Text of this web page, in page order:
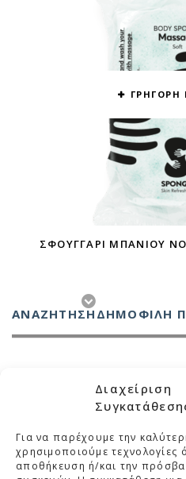
Διαχείριση
Για να παρέχουμε την
χρησιμοποιούμε τεχνολογίες
αποθήκευση ή/και την
ΓΡΗΓΟΡΗ
ΣΦΟΥΓΓΆΡΙ ΜΠΆΝΙΟΥ
ΑΝΑΖΉΤΗΣΗ ΔΗΜΟΦΙΛΗ
ΜΕΛΚΑ